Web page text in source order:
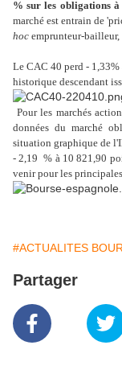
% sur les obligations à
marché est entrain de
hoc emprunteur-
Le CAC 40 perd -
historique descendant
Pour les marchés
données du marché
situation graphique de
- 2,19 % à 10 821,90
venir pour les
#ACTUALITES
Partager